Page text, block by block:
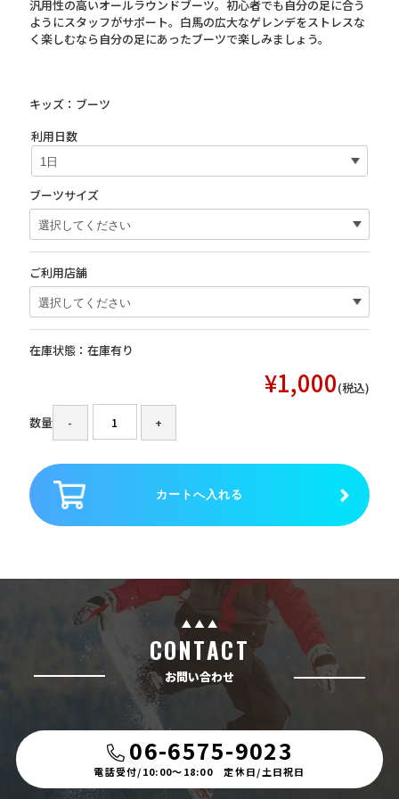
汎用性の高いオールラウンドブーツ。初心者でも自分の足に合う
ようにスタッフがサポート。白馬の広大なゲレンデをストレスな
く楽しむなら自分の足にあったブーツで楽しみましょう。
キッズ：ブーツ
利用日数
ブーツサイズ
ご利用店舗
在庫状態： 在庫有り
¥1,000(税込)
数量
CONTACT
お問い合わせ
06-6575-9023
電話受付/10:00〜18:00 定休日/土日祝日